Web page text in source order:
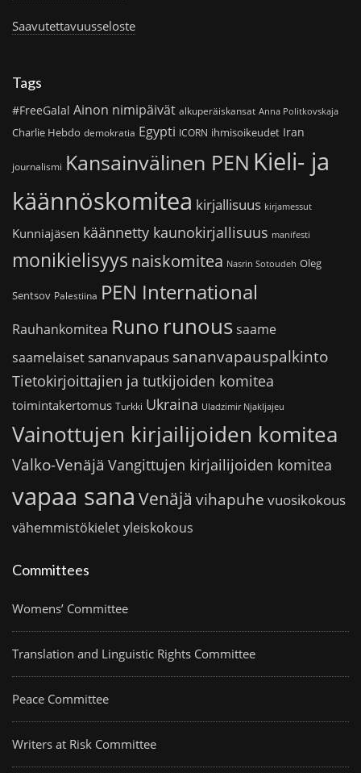
Saavutettavuusseloste
Tags
#FreeGalal Ainon nimipäivät alkuperäiskansat Anna Politkovskaja
Charlie Hebdo demokratia Egypti ICORN ihmisoikeudet Iran
journalismi Kansainvälinen PEN Kieli- ja
käännöskomitea kirjallisuus kirjamessut
Kunniajäsen käännetty kaunokirjallisuus manifesti
monikielisyys naiskomitea Nasrin Sotoudeh Oleg
Sentsov Palestiina PEN International
Rauhankomitea Runo runoussaame
saamelaiset sananvapaus sananvapauspalkinto
Tietokirjoittajien ja tutkijoiden komitea
toimintakertomus Turkki Ukraina Uladzimir Njakljajeu
Vainottujen kirjailijoiden komitea
Valko-Venäjä Vangittujen kirjailijoiden komitea
vapaa sana Venäjä vihapuhe vuosikokous
vähemmistökieletyleiskokous
Committees
Womens’ Committee
Translation and Linguistic Rights Committee
Peace Committee
Writers at Risk Committee